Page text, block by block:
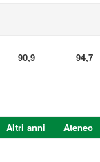
90,9 94,7
Altri anni Ateneo